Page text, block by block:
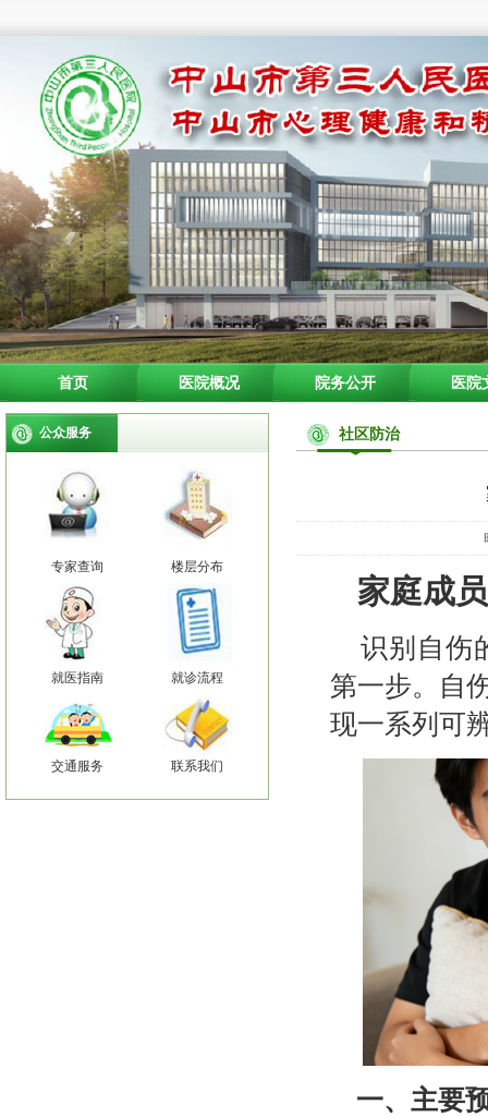
首页 医院概况 院务公开 医院
公众服务
专家查询 楼层分布
就医指南 就诊流程
交通服务 联系我们
社区防治
家庭成
识别自伤
第一步。自
现一系列可
一、主要